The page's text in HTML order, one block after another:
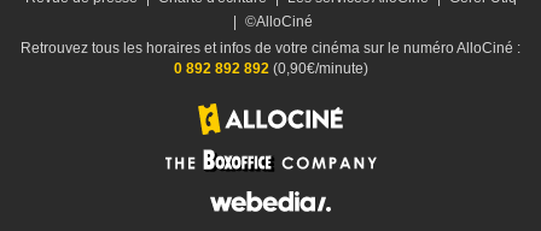
| ©AlloCiné
Retrouvez tous les horaires et infos de votre cinéma sur le numéro AlloCiné :
0 892 892 892 (0,90€/minute)